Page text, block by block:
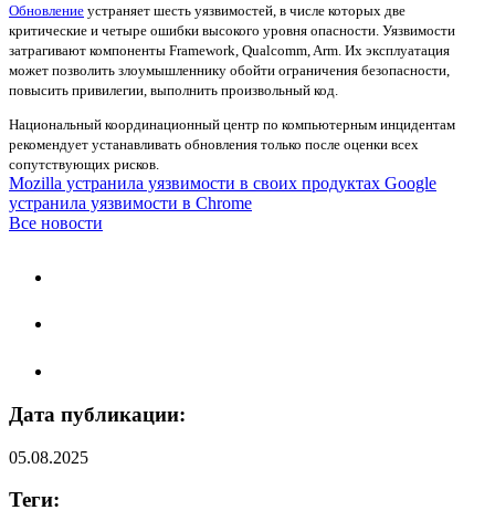
Обновление устраняет шесть уязвимостей, в числе которых две
критические и четыре ошибки высокого уровня опасности. Уязвимости
затрагивают компоненты Framework, Qualcomm, Arm. Их эксплуатация
может позволить злоумышленнику обойти ограничения безопасности,
повысить привилегии, выполнить произвольный код.
Национальный координационный центр по компьютерным инцидентам
рекомендует устанавливать обновления только после оценки всех
сопутствующих рисков.
Mozilla устранила уязвимости в своих продуктах Google
устранила уязвимости в Chrome
Все новости
Дата публикации:
05.08.2025
Теги: